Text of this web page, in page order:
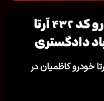
نمایندگی مدیران خودرو کد ۴۳۲ آرتا
دادگستری
- آرتا خودرو کاظمیان در